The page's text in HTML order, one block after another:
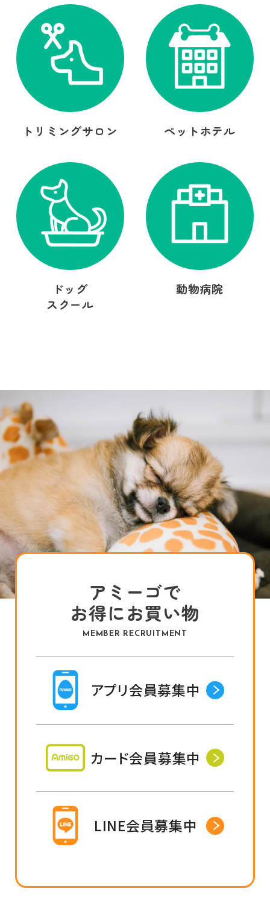
トリミングサロン ペットホテル
ドッグ
スクール
動物病院
アミーゴで
お得にお買い物
MEMBER RECRUITMENT
アプリ会員募集中
カード会員募集中
LINE会員募集中